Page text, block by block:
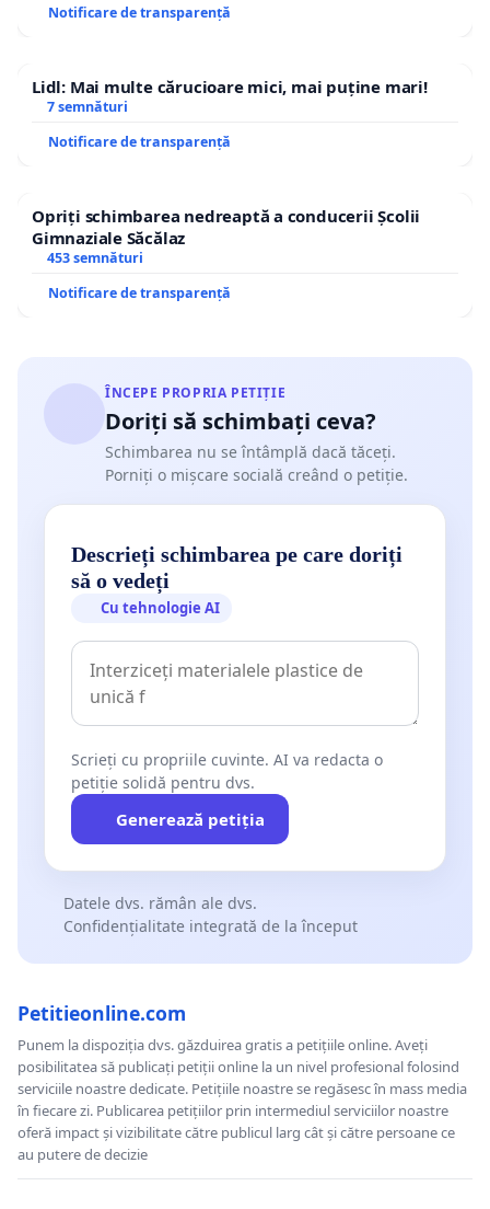
Notificare de transparență
Lidl: Mai multe cărucioare mici, mai puține mari!
7 semnături
Notificare de transparență
Opriți schimbarea nedreaptă a conducerii Școlii
Gimnaziale Săcălaz
453 semnături
Notificare de transparență
ÎNCEPE PROPRIA PETIȚIE
Doriți să schimbați ceva?
Schimbarea nu se întâmplă dacă tăceți.
Porniți o mișcare socială creând o petiție.
Descrieți schimbarea pe care doriți
să o vedeți
Cu tehnologie AI
Scrieți cu propriile cuvinte. AI va redacta o
petiție solidă pentru dvs.
Generează petiția
Datele dvs. rămân ale dvs.
Confidențialitate integrată de la început
Petitieonline.com
Punem la dispoziția dvs. găzduirea gratis a petițiile online. Aveți
posibilitatea să publicați petiții online la un nivel profesional folosind
serviciile noastre dedicate. Petițiile noastre se regăsesc în mass media
în fiecare zi. Publicarea petițiilor prin intermediul serviciilor noastre
oferă impact și vizibilitate către publicul larg cât și către persoane ce
au putere de decizie